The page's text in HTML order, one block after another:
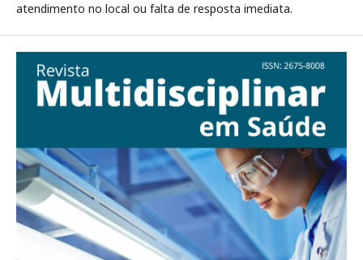
atendimento no local ou falta de resposta imediata.